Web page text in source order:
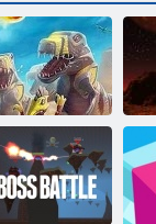
D-Day: Rush -
Tower Defense